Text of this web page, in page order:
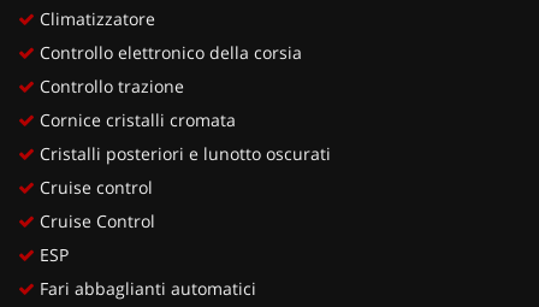
Climatizzatore
Controllo elettronico della corsia
Controllo trazione
Cornice cristalli cromata
Cristalli posteriori e lunotto oscurati
Cruise control
Cruise Control
ESP
Fari abbaglianti automatici